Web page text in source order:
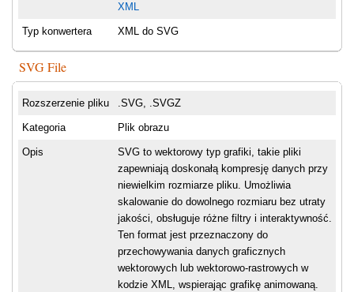
XML
Typ konwertera XML do SVG
SVG File
Rozszerzenie pliku .SVG, .SVGZ
Kategoria Plik obrazu
Opis
SVG to wektorowy typ grafiki, takie pliki
zapewniają doskonałą kompresję danych przy
niewielkim rozmiarze pliku. Umożliwia
skalowanie do dowolnego rozmiaru bez utraty
jakości, obsługuje różne filtry i interaktywność.
Ten format jest przeznaczony do
przechowywania danych graficznych
wektorowych lub wektorowo-rastrowych w
kodzie XML, wspierając grafikę animowaną.